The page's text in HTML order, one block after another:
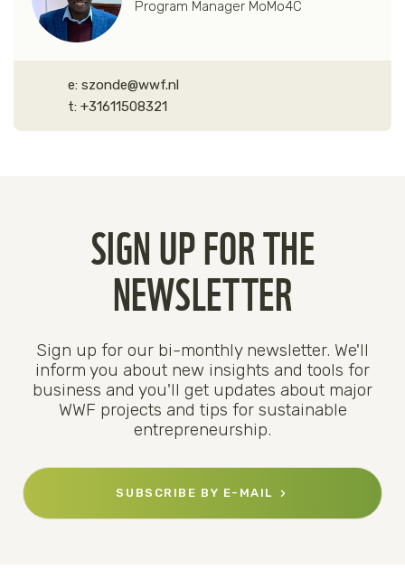
Program Manager MoMo4C
e: szonde@wwf.nl
t: +31611508321
SIGN UP FOR THE
NEWSLETTER
Sign up for our bi-monthly newsletter. We'll
inform you about new insights and tools for
business and you'll get updates about major
WWF projects and tips for sustainable
entrepreneurship.
SUBSCRIBE BY E-MAIL